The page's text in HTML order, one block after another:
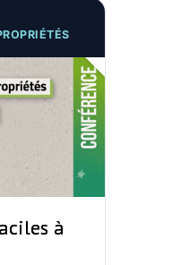
à